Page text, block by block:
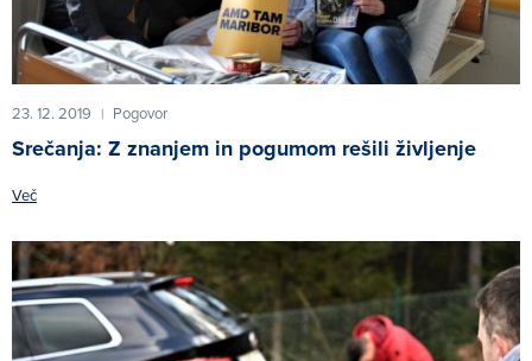
23. 12. 2019 | Pogovor
Srečanja: Z znanjem in pogumom rešili življenje
Več